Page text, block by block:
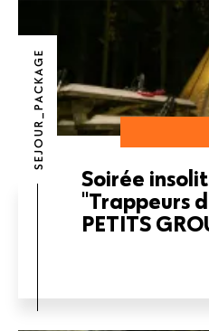
SEJOUR_PACKAGE
Soirée
"Trappeurs
PETITS